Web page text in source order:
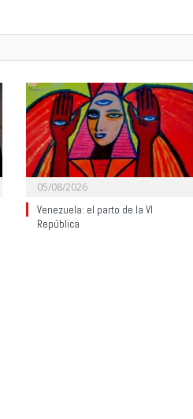
05/08/2026
Venezuela: el parto de la VI
República